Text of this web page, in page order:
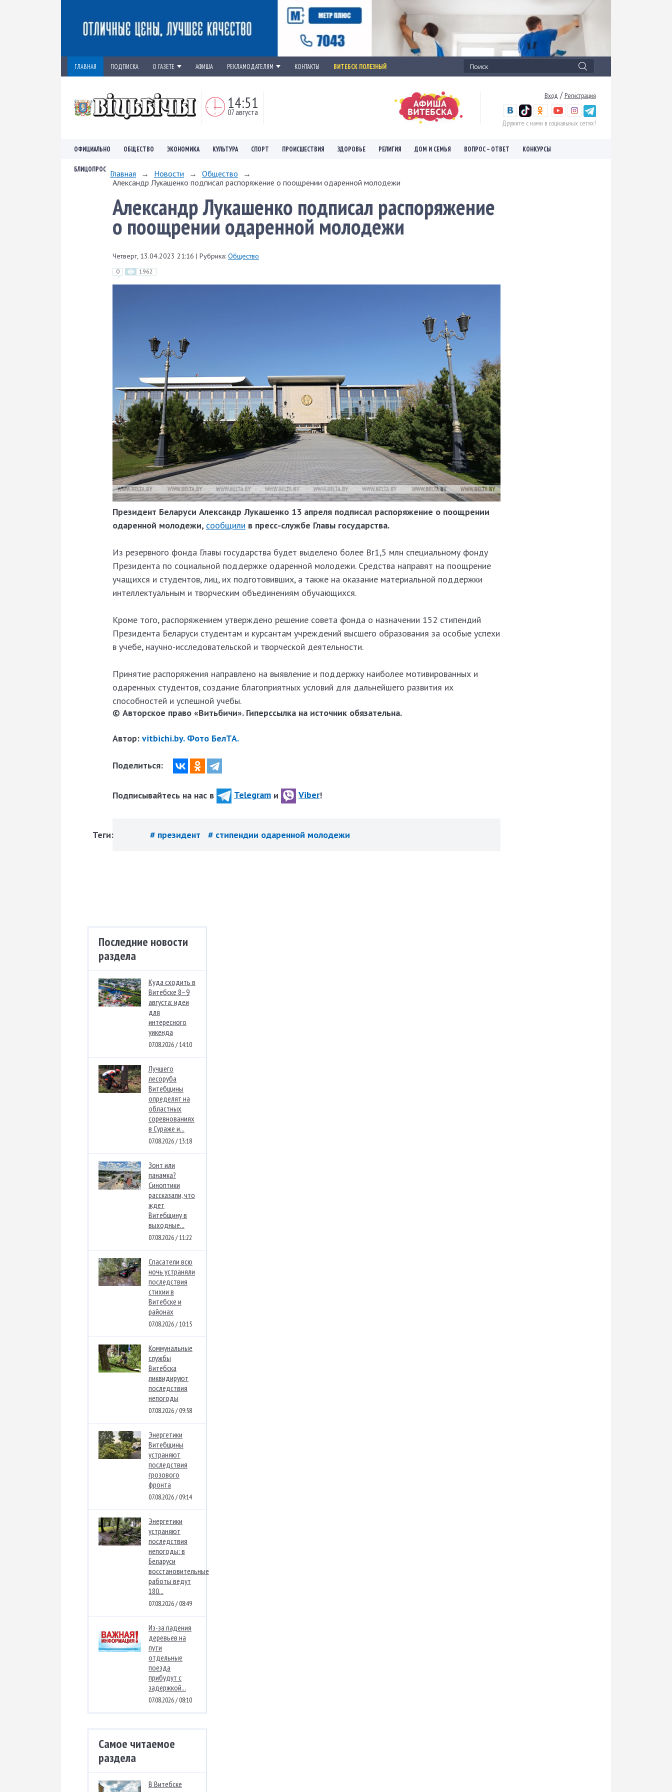
ГЛАВНАЯ ПОДПИСКА О ГАЗЕТЕ АФИША РЕКЛАМОДАТЕЛЯМ КОНТАКТЫ ВИТЕБСК ПОЛЕЗНЫЙ
14:51
07 августа
Вход / Регистрация
Дружите с нами в социальных сетях!
ОФИЦИАЛЬНО ОБЩЕСТВО ЭКОНОМИКА КУЛЬТУРА СПОРТ ПРОИСШЕСТВИЯ ЗДОРОВЬЕ РЕЛИГИЯ ДОМ И СЕМЬЯ ВОПРОС – ОТВЕТ КОНКУРСЫ
БЛИЦОПРОС Главная → Новости → Общество
→
Александр Лукашенко подписал распоряжение о поощрении одаренной молодежи
Александр Лукашенко подписал распоряжение
о поощрении одаренной молодежи
Четверг, 13.04.2023 21:16 | Рубрика: Общество
0 1962
Президент Беларуси Александр Лукашенко 13 апреля подписал распоряжение о поощрении
одаренной молодежи, сообщили в пресс-службе Главы государства.
Из резервного фонда Главы государства будет выделено более Br1,5 млн специальному фонду
Президента по социальной поддержке одаренной молодежи. Средства направят на поощрение
учащихся и студентов, лиц, их подготовивших, а также на оказание материальной поддержки
интеллектуальным и творческим объединениям обучающихся.
Кроме того, распоряжением утверждено решение совета фонда о назначении 152 стипендий
Президента Беларуси студентам и курсантам учреждений высшего образования за особые успехи
в учебе, научно-исследовательской и творческой деятельности.
Принятие распоряжения направлено на выявление и поддержку наиболее мотивированных и
одаренных студентов, создание благоприятных условий для дальнейшего развития их
способностей и успешной учебы.
© Авторское право «Витьбичи». Гиперссылка на источник обязательна.
Автор: vitbichi.by. Фото БелТА.
Поделиться:
Подписывайтесь на нас в Telegram и Viber!
Теги: # президент # стипендии одаренной молодежи
Последние новости
раздела
Куда сходить в
Витебске 8–9
августа: идеи
для
интересного
уикенда
07.08.2026 / 14:10
Лучшего
лесоруба
Витебщины
определят на
областных
соревнованиях
в Сураже и...
07.08.2026 / 13:18
Зонт или
панамка?
Синоптики
рассказали, что
ждет
Витебщину в
выходные...
07.08.2026 / 11:22
Спасатели всю
ночь устраняли
последствия
стихии в
Витебске и
районах
07.08.2026 / 10:15
Коммунальные
службы
Витебска
ликвидируют
последствия
непогоды
07.08.2026 / 09:58
Энергетики
Витебщины
устраняют
последствия
грозового
фронта
07.08.2026 / 09:14
Энергетики
устраняют
последствия
непогоды: в
Беларуси
восстановительные
работы ведут
180...
07.08.2026 / 08:49
Из-за падения
деревьев на
пути
отдельные
поезда
прибудут с
задержкой...
07.08.2026 / 08:10
Самое читаемое
раздела
В Витебске